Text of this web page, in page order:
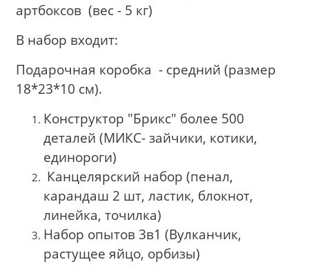
артбоксов (вес - 5 кг)
В набор входит:
Подарочная коробка - средний (размер
18*23*10 см).
Конструктор "Брикс" более 500
деталей (МИКС- зайчики, котики,
единороги)
Канцелярский набор (пенал,
карандаш 2 шт, ластик, блокнот,
линейка, точилка)
Набор опытов 3в1 (Вулканчик,
растущее яйцо, орбизы)